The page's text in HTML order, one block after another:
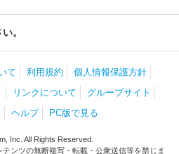
。
て 利用規約
個人情報保護方針
リンクについて
グループサイト
ヘルプ PC版で見る
Inc. All Rights Reserved.
ンツの無断複写・転載・公衆送信等を禁じま